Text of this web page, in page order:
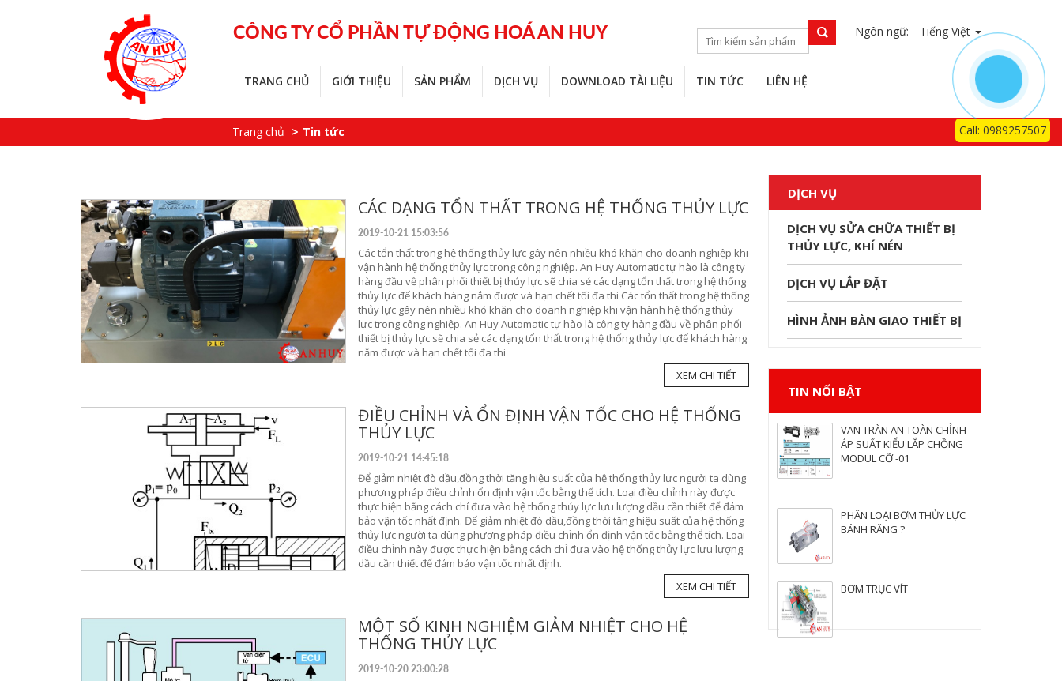
CÔNG TY CỔ PHẦN TỰ ĐỘNG HOÁ AN HUY Ngôn ngữ: Tiếng Việt
TRANG CHỦ GIỚI THIỆU SẢN PHẨM DỊCH VỤ DOWNLOAD TÀI LIỆU TIN TỨC LIÊN HỆ
Trang chủ Tin tức
CÁC DẠNG TỔN THẤT TRONG HỆ THỐNG THỦY LỰC
2019-10-21 15:03:56
Các tổn thất trong hệ thống thủy lực gây nên nhiều khó khăn cho doanh nghiệp khi
vận hành hệ thống thủy lực trong công nghiệp. An Huy Automatic tự hào là công ty
hàng đầu về phân phối thiết bị thủy lực sẽ chia sẻ các dạng tổn thất trong hệ thống
thủy lực để khách hàng nắm được và hạn chết tối đa thi Các tổn thất trong hệ thống
thủy lực gây nên nhiều khó khăn cho doanh nghiệp khi vận hành hệ thống thủy
lực trong công nghiệp. An Huy Automatic tự hào là công ty hàng đầu về phân phối
thiết bị thủy lực sẽ chia sẻ các dạng tổn thất trong hệ thống thủy lực để khách hàng
nắm được và hạn chết tối đa thi
XEM CHI TIẾT
ĐIỀU CHỈNH VÀ ỔN ĐỊNH VẬN TỐC CHO HỆ THỐNG
THỦY LỰC
2019-10-21 14:45:18
Để giảm nhiệt đò dầu,đồng thời tăng hiệu suất của hệ thống thủy lực người ta dùng
phương pháp điều chỉnh ổn định vận tốc bằng thể tích. Loại điều chỉnh này được
thực hiện bằng cách chỉ đưa vào hệ thống thủy lực lưu lượng dầu cần thiết để đảm
bảo vận tốc nhất định. Để giảm nhiệt đò dầu,đồng thời tăng hiệu suất của hệ thống
thủy lực người ta dùng phương pháp điều chỉnh ổn định vận tốc bằng thể tích. Loại
điều chỉnh này được thực hiện bằng cách chỉ đưa vào hệ thống thủy lực lưu lượng
dầu cần thiết để đảm bảo vận tốc nhất định.
XEM CHI TIẾT
MỘT SỐ KINH NGHIỆM GIẢM NHIỆT CHO HỆ
THỐNG THỦY LỰC
2019-10-20 23:00:28
DỊCH VỤ
DỊCH VỤ SỬA CHỮA THIẾT BỊ
THỦY LỰC, KHÍ NÉN
DỊCH VỤ LẮP ĐẶT
HÌNH ẢNH BÀN GIAO THIẾT BỊ
TIN NỐI BẬT
VAN TRÀN AN TOÀN CHỈNH
ÁP SUẤT KIỂU LẮP CHỒNG
MODUL CỠ -01
PHÂN LOẠI BƠM THỦY LỰC
BÁNH RĂNG ?
BƠM TRỤC VÍT
Call: 0989257507